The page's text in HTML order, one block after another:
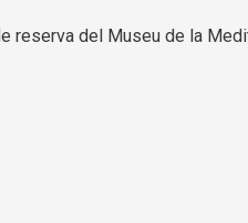
reserva del Museu de la